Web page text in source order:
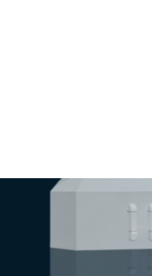
seit über